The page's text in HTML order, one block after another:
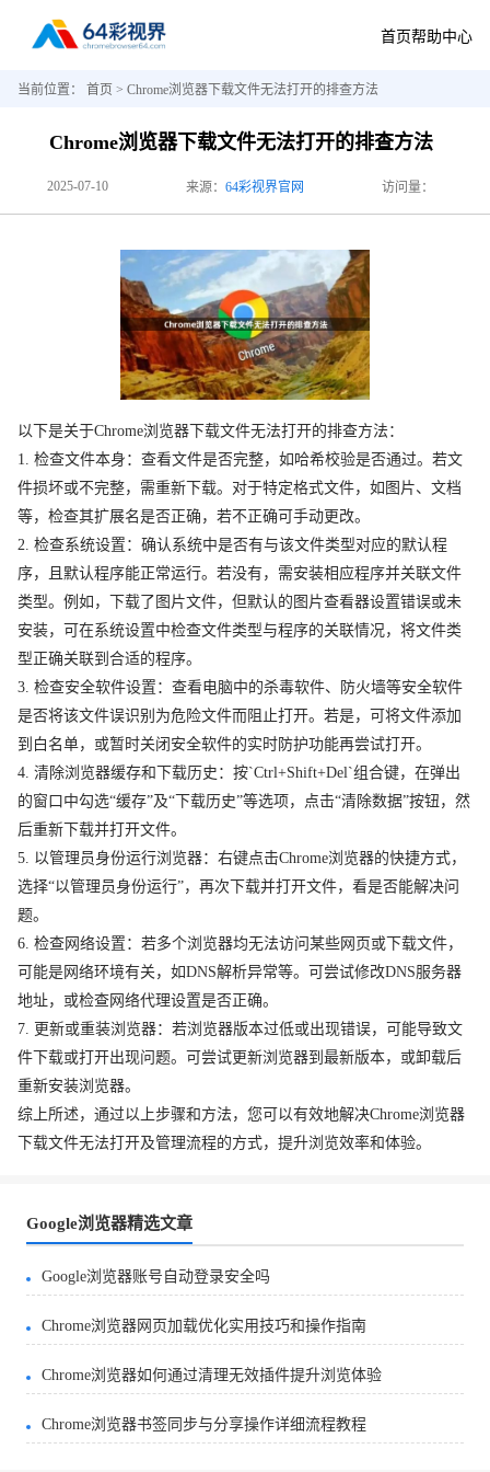
首页帮助中心
当前位置： 首页 > Chrome浏览器下载文件无法打开的排查方法
Chrome浏览器下载文件无法打开的排查方法
2025-07-10 来源： 64彩视界官网 访问量：
以下是关于Chrome浏览器下载文件无法打开的排查方法：
1. 检查文件本身：查看文件是否完整，如哈希校验是否通过。若文
件损坏或不完整，需重新下载。对于特定格式文件，如图片、文档
等，检查其扩展名是否正确，若不正确可手动更改。
2. 检查系统设置：确认系统中是否有与该文件类型对应的默认程
序，且默认程序能正常运行。若没有，需安装相应程序并关联文件
类型。例如，下载了图片文件，但默认的图片查看器设置错误或未
安装，可在系统设置中检查文件类型与程序的关联情况，将文件类
型正确关联到合适的程序。
3. 检查安全软件设置：查看电脑中的杀毒软件、防火墙等安全软件
是否将该文件误识别为危险文件而阻止打开。若是，可将文件添加
到白名单，或暂时关闭安全软件的实时防护功能再尝试打开。
4. 清除浏览器缓存和下载历史：按`Ctrl+Shift+Del`组合键，在弹出
的窗口中勾选“缓存”及“下载历史”等选项，点击“清除数据”按钮，然
后重新下载并打开文件。
5. 以管理员身份运行浏览器：右键点击Chrome浏览器的快捷方式，
选择“以管理员身份运行”，再次下载并打开文件，看是否能解决问
题。
6. 检查网络设置：若多个浏览器均无法访问某些网页或下载文件，
可能是网络环境有关，如DNS解析异常等。可尝试修改DNS服务器
地址，或检查网络代理设置是否正确。
7. 更新或重装浏览器：若浏览器版本过低或出现错误，可能导致文
件下载或打开出现问题。可尝试更新浏览器到最新版本，或卸载后
重新安装浏览器。
综上所述，通过以上步骤和方法，您可以有效地解决Chrome浏览器
下载文件无法打开及管理流程的方式，提升浏览效率和体验。
Google浏览器精选文章
Google浏览器账号自动登录安全吗
Chrome浏览器网页加载优化实用技巧和操作指南
Chrome浏览器如何通过清理无效插件提升浏览体验
Chrome浏览器书签同步与分享操作详细流程教程